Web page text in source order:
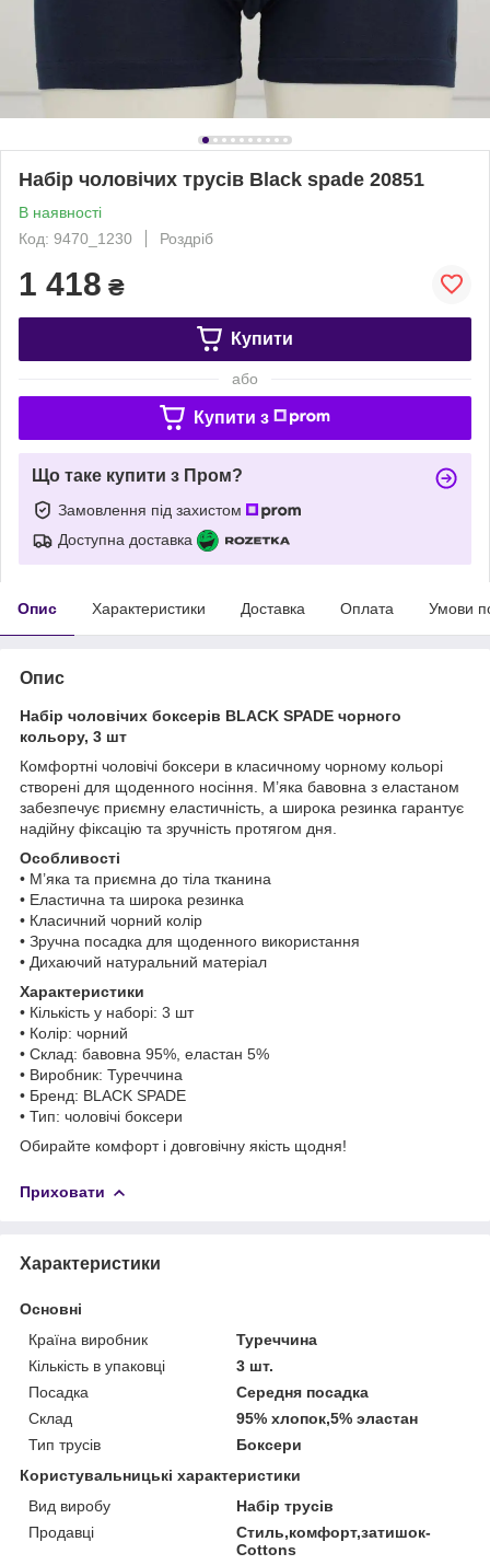
Набір чоловічих трусів Black spade 20851
В наявності
Код: 9470_1230
Роздріб
1 418 ₴
Купити
або
Купити з
Що таке купити з Пром?
Замовлення під захистом
Доступна доставка
Опис Характеристики Доставка Оплата Умови
Опис
Набір чоловічих боксерів BLACK SPADE чорного
кольору, 3 шт
Комфортні чоловічі боксери в класичному чорному кольорі
створені для щоденного носіння. М’яка бавовна з еластаном
забезпечує приємну еластичність, а широка резинка гарантує
надійну фіксацію та зручність протягом дня.
Особливості
• М’яка та приємна до тіла тканина
• Еластична та широка резинка
• Класичний чорний колір
• Зручна посадка для щоденного використання
• Дихаючий натуральний матеріал
Характеристики
• Кількість у наборі: 3 шт
• Колір: чорний
• Склад: бавовна 95%, еластан 5%
• Виробник: Туреччина
• Бренд: BLACK SPADE
• Тип: чоловічі боксери
Обирайте комфорт і довговічну якість щодня!
Приховати
Характеристики
Основні
Країна виробник
Туреччина
Кількість в упаковці
3 шт.
Посадка
Середня посадка
Склад
95% хлопок,5% эластан
Тип трусів
Боксери
Користувальницькі характеристики
Вид виробу
Набір трусів
Продавці
Стиль,комфорт,затишок-
Cottons